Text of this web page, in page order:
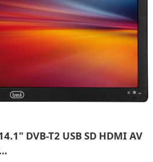
DVB-T2 USB SD HDMI AV